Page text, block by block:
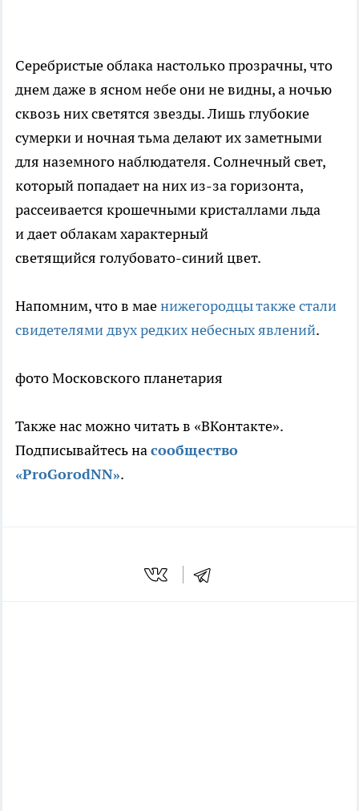
Серебристые облака настолько прозрачны, что
днем даже в ясном небе они не видны, а ночью
сквозь них светятся звезды. Лишь глубокие
сумерки и ночная тьма делают их заметными
для наземного наблюдателя. Солнечный свет,
который попадает на них из-за горизонта,
рассеивается крошечными кристаллами льда
и дает облакам характерный
светящийся голубовато-синий цвет.
Напомним, что в маенижегородцы также стали
свидетелями двух редких небесных явлений.
фото Московского планетария
Также нас можно читать в «ВКонтакте».
Подписывайтесь насообщество
«ProGorodNN».